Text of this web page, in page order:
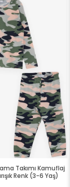
Takımı Kamuflaj
Renk (3-6 Yaş)